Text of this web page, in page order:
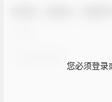
您必须登录